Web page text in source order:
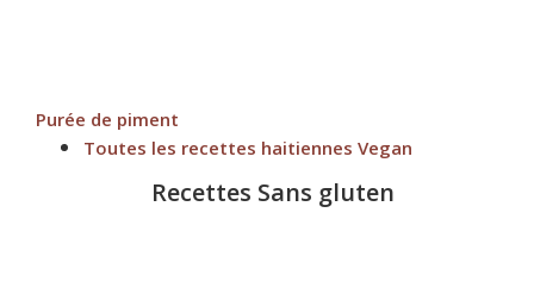
Purée de piment
Toutes les recettes haitiennes Vegan
Recettes Sans gluten